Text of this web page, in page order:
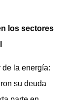
los sectores
de la energía:
su deuda